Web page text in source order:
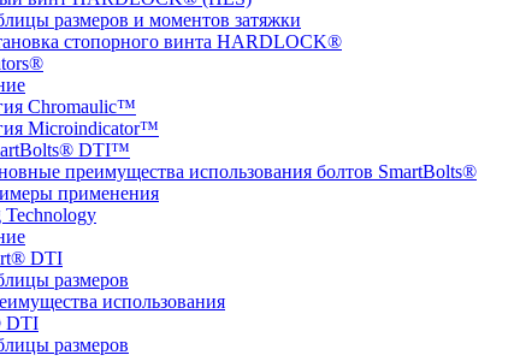
размеров и моментов затяжки
стопорного винта HARDLOCK®
Chromaulic™
Microindicator™
DTI™
преимущества использования болтов SmartBolts®
применения
DTI
размеров
использования
DTI
размеров